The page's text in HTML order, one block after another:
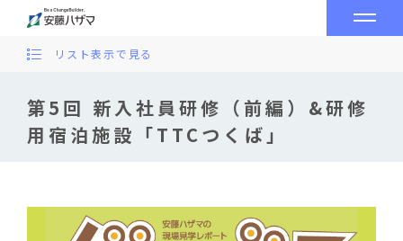
第5回 新入社員研修（前編）&研修
用宿泊施設「TTCつくば」
リスト表示で見る